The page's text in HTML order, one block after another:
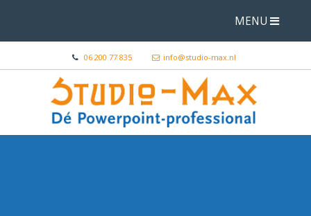
MENU
06 200 77 835 info@studio-max.nl